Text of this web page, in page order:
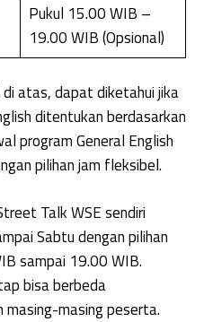
Pukul 15.00 WIB –
19.00 WIB (Opsional)
atas, dapat diketahui jika
ditentukan berdasarkan
program General English
pilihan jam fleksibel.
Talk WSE sendiri
Sabtu dengan pilihan
sampai 19.00 WIB.
bisa berbeda
masing-masing peserta.